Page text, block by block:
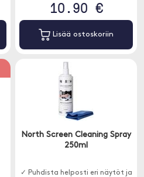
10.90 €
Lisää ostoskoriin
North Screen Cleaning Spray
250ml
✓ Puhdista helposti eri näytöt ja